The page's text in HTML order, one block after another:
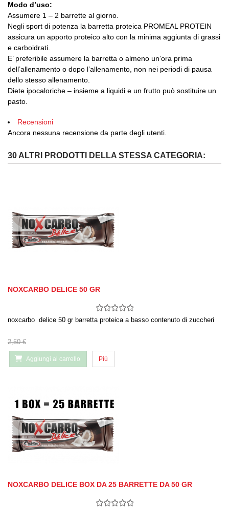
Modo d’uso:
Assumere 1 – 2 barrette al giorno.
Negli sport di potenza la barretta proteica PROMEAL PROTEIN
assicura un apporto proteico alto con la minima aggiunta di grassi
e carboidrati.
E’ preferibile assumere la barretta o almeno un’ora prima
dell’allenamento o dopo l’allenamento, non nei periodi di pausa
dello stesso allenamento.
Diete ipocaloriche – insieme a liquidi e un frutto può sostituire un
pasto.
Recensioni
Ancora nessuna recensione da parte degli utenti.
30 ALTRI PRODOTTI DELLA STESSA CATEGORIA:
NOXCARBO DELICE 50 GR
noxcarbo delice 50 gr barretta proteica a basso contenuto di zuccheri
2,50 €
Aggiungi al carrello Più
NOXCARBO DELICE BOX DA 25 BARRETTE DA 50 GR